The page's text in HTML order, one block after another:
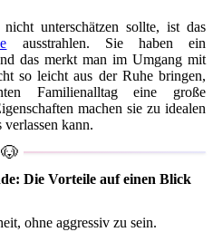
unterschätzen sollte, ist das
ausstrahlen. Sie haben ein
das merkt man im Umgang mit
so leicht aus der Ruhe bringen,
Familienalltag eine große
machen sie zu idealen
kann.
Die Vorteile auf einen Blick
ohne aggressiv zu sein.